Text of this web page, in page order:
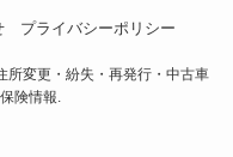
プライバシーポリシー
所変更・紛失・再発行・中古車
険情報.